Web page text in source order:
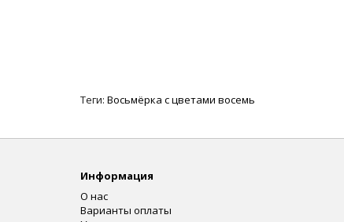
Теги: Восьмёрка с цветами восемь
Информация
О нас
Варианты оплаты